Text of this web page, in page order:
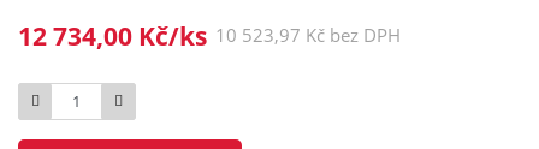
12 734,00 Kč/ks 10 523,97 Kč bez DPH
Počet